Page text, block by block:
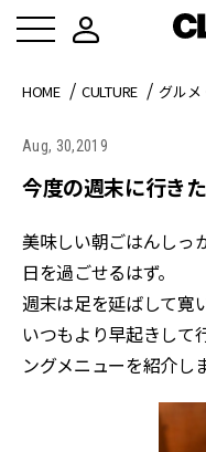
HOME CULTURE グルメ
Aug, 30,2019
今度の週末に行き
美味しい朝ごはんしっ
日を過ごせるはず。
週末は足を延ばして寛
いつもより早起きして
ングメニューを紹介し